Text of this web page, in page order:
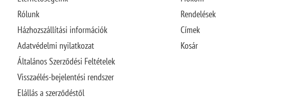
Rólunk
Házhozszállítási információk
Adatvédelmi nyilatkozat
Általános Szerződési Feltételek
Visszaélés-bejelentési rendszer
Elállás a szerződéstől
Rendelések
Címek
Kosár